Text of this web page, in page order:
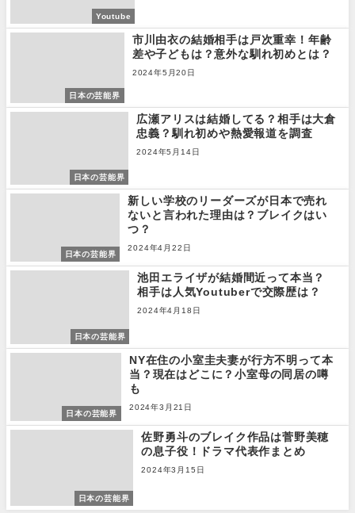
Youtube
日本の芸能界
市川由衣の結婚相手は戸次重幸！年齢
差や子どもは？意外な馴れ初めとは？
2024年5月20日
日本の芸能界
広瀬アリスは結婚してる？相手は大倉
忠義？馴れ初めや熱愛報道を調査
2024年5月14日
日本の芸能界
新しい学校のリーダーズが日本で売れ
ないと言われた理由は？ブレイクはい
つ？
2024年4月22日
日本の芸能界
池田エライザが結婚間近って本当？
相手は人気Youtuberで交際歴は？
2024年4月18日
日本の芸能界
NY在住の小室圭夫妻が行方不明って本
当？現在はどこに？小室母の同居の噂
も
2024年3月21日
日本の芸能界
佐野勇斗のブレイク作品は菅野美穂
の息子役！ドラマ代表作まとめ
2024年3月15日